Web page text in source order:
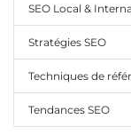
SEO Local &
Stratégies SEO
Techniques de
Tendances SEO